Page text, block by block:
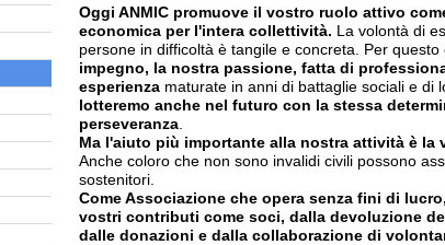
Oggi ANMIC promuove il vostro ruolo attivo
economica per l'intera collettività. La volontà di
persone in difficoltà è tangile e concreta. Per questo
impegno, la nostra passione, fatta di
esperienza maturate in anni di battaglie sociali e di
lotteremo anche nel futuro con la stessa
perseveranza
Ma l'aiuto più importante alla nostra attività è la
Anche coloro che non sono invalidi civili possono
sostenitori.
Come Associazione che opera senza fini di
vostri contributi come soci, dalla devoluzione
dalle donazioni e dalla collaborazione di